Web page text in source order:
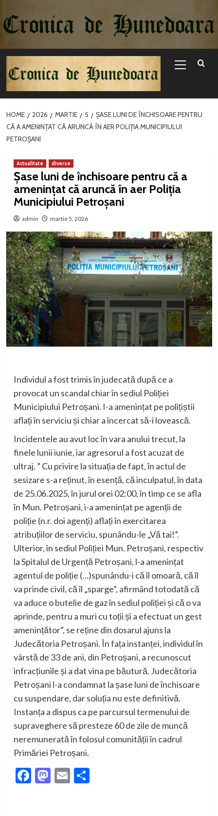
la
conținut
Menu
HOME 2026 MARTIE 5
ȘASE LUNI DE ÎNCHISOARE PENTRU
CĂ A AMENINȚAT CĂ ARUNCĂ ÎN AER POLIȚIA MUNICIPIULUI
PETROȘANI
Actualitate diverse
Șase luni de închisoare pentru că a
amenințat că aruncă în aer Poliția
Municipiului Petroșani
admin martie 5, 2026
Individul a fost trimis în judecată după ce a
provocat un scandal chiar în sediul Poliției
Municipiului Petroșani. I-a amenințat pe polițiștii
aflați în serviciu și chiar a încercat să-i lovească.
Incidentele au avut loc în vara anului trecut, la
finele lunii iunie, iar agresorul a fost acuzat de
ultraj. ” Cu privire la situația de fapt, în actul de
sesizare s-a reținut, în esență, că inculpatul, în data
de 25.06.2025, în jurul orei 02:00, în timp ce se afla
în Mun. Petroșani, i-a amenințat pe agenții de
poliție (n.r. doi agenți) aflați în exercitarea
atribuțiilor de serviciu, spunându-le „Vă tai!”.
Ulterior, în sediul Poliției Mun. Petroșani, respectiv
la Spitalul de Urgență Petroșani, l-a amenințat
agentul de poliție (…)spunându-i că îl omoară, că îl
va prinde civil, că îl „sparge”, afirmând totodată că
va aduce o butelie de gaz în sediul poliției și că o va
aprinde, pentru a muri cu toții și a efectuat un gest
amenințător”, se reține din dosarul ajuns la
Judecătoria Petroșani. În fața instanței, individul în
vârstă de 33 de ani, din Petroșani, a recunoscut
infracțiunile și a dat vina pe băutură. Judecătoria
Petroșani l-a condamnat la șase luni de închisoare
cu suspendare, dar soluția nu este definitivă.
Instanța a dispus ca pe parcursul termenului de
supraveghere să presteze 60 de zile de muncă
neremunerată în folosul comunității în cadrul
Primăriei Petroșani.
Facebook
Mastodon
EmailPartajează